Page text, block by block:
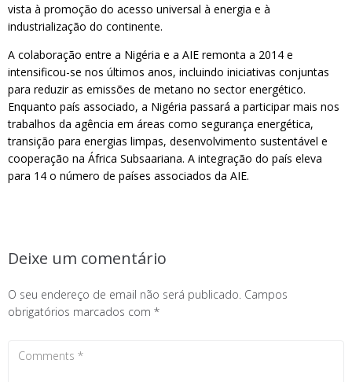
vista à promoção do acesso universal à energia e à
industrialização do continente.
A colaboração entre a Nigéria e a AIE remonta a 2014 e
intensificou-se nos últimos anos, incluindo iniciativas conjuntas
para reduzir as emissões de metano no sector energético.
Enquanto país associado, a Nigéria passará a participar mais nos
trabalhos da agência em áreas como segurança energética,
transição para energias limpas, desenvolvimento sustentável e
cooperação na África Subsaariana. A integração do país eleva
para 14 o número de países associados da AIE.
Deixe um comentário
O seu endereço de email não será publicado. Campos
obrigatórios marcados com *